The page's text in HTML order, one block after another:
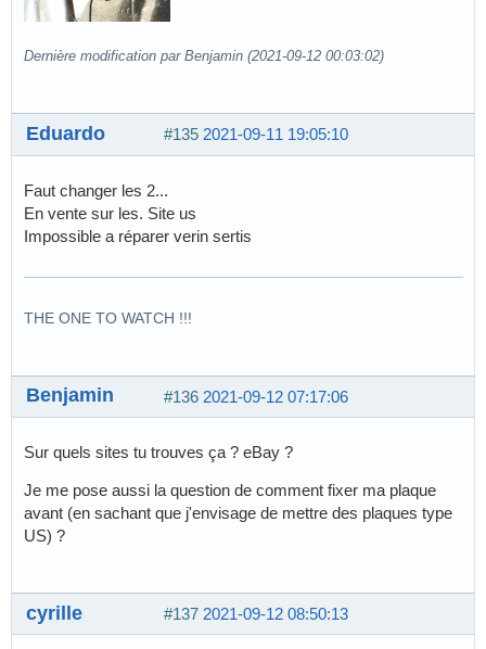
Dernière modification par Benjamin (2021-09-12 00:03:02)
#135 2021-09-11 19:05:10
Eduardo
Faut changer les 2...
En vente sur les. Site us
Impossible a réparer verin sertis
THE ONE TO WATCH !!!
#136 2021-09-12 07:17:06
Benjamin
Sur quels sites tu trouves ça ? eBay ?
Je me pose aussi la question de comment fixer ma plaque
avant (en sachant que j'envisage de mettre des plaques type
US) ?
#137 2021-09-12 08:50:13
cyrille